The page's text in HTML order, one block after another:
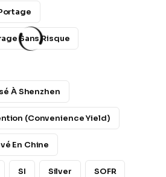
Sans Risque
À Shenzhen
(convenience Yield)
En Chine
SI Silver SOFR